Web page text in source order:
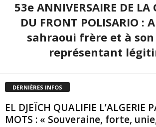
53e ANNIVERSAIRE DE LA
DU FRONT POLISARIO :
sahraoui frère et à
représentant
DERNIÈRES INFOS
EL DJEÏCH QUALIFIE L’ALGERIE
MOTS : « Souveraine, forte,